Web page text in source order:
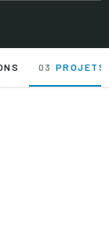
03 PROJETS